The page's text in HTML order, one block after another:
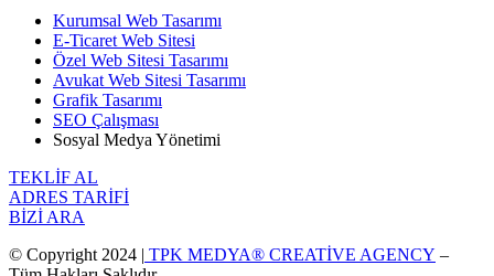
Kurumsal Web Tasarımı
E-Ticaret Web Sitesi
Özel Web Sitesi Tasarımı
Avukat Web Sitesi Tasarımı
Grafik Tasarımı
SEO Çalışması
Sosyal Medya Yönetimi
TEKLİF AL
ADRES TARİFİ
BİZİ ARA
© Copyright 2024 | TPK MEDYA® CREATİVE AGENCY –